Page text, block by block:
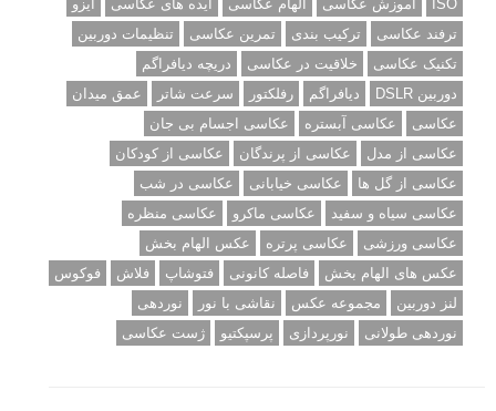
ISO آموزش عکاسی الهام عکاسی ایده های عکاسی
ایزو
ترفند عکاسی
ترکیب بندی تمرین عکاسی
تنظیمات دوربین
تکنیک عکاسی
خلاقیت در عکاسی
دریچه دیافراگم
دوربین DSLR
دیافراگم رفلکتور سرعت شاتر
عمق میدان
عکاسی
عکاسی آبستره
عکاسی اجسام بی جان
عکاسی از مدل
عکاسی از پرندگان
عکاسی از کودکان
عکاسی از گل ها
عکاسی خیابانی
عکاسی در شب
عکاسی سیاه و سفید
عکاسی ماکرو
عکاسی منظره
عکاسی ورزشی
عکاسی پرتره
عکس الهام بخش
عکس های الهام بخش
فاصله کانونی فتوشاپ فلاش
فوکوس
لنز دوربین
مجموعه عکس نقاشی با نور
نوردهی
نوردهی طولانی
نورپردازی پرسپکتیو ژست عکاسی